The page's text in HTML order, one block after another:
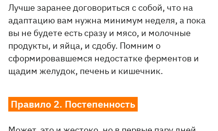
Лучше заранее договориться с собой, что на
адаптацию вам нужна минимум неделя, а пока
вы не будете есть сразу и мясо, и молочные
продукты, и яйца, и сдобу. Помним о
сформировавшемся недостатке ферментов и
щадим желудок, печень и кишечник.
Правило 2. Постепенность